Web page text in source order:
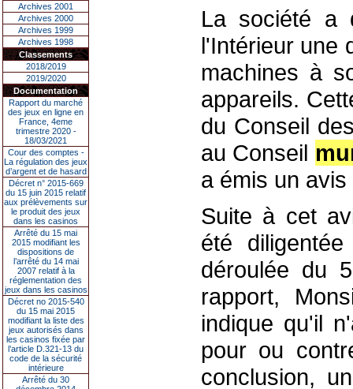
Archives 2001
Archives 2000
Archives 1999
Archives 1998
Classements
2018/2019
2019/2020
Documentation
Rapport du marché
des jeux en ligne en
France, 4eme
trimestre 2020 -
18/03/2021
Cour des comptes -
La régulation des jeux
d’argent et de hasard
Décret n° 2015-669
du 15 juin 2015 relatif
aux prélèvements sur
le produit des jeux
dans les casinos
Arrêté du 15 mai
2015 modifiant les
dispositions de
l’arrêté du 14 mai
2007 relatif à la
réglementation des
jeux dans les casinos
Décret no 2015-540
du 15 mai 2015
modifiant la liste des
jeux autorisés dans
les casinos fixée par
l’article D.321-13 du
code de la sécurité
intérieure
Arrêté du 30
La société a
l'Intérieur une
machines à
appareils.
du Conseil
au Conseil
a émis un
Suite à cet
été
déroulée du
rapport,
indique qu'il
pour ou
conclusion,